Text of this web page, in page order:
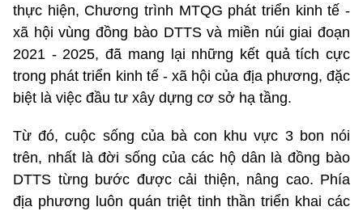
thực hiện, Chương trình MTQG phát triển kinh tế -
xã hội vùng đồng bào DTTS và miền núi giai đoạn
2021 - 2025, đã mang lại những kết quả tích cực
trong phát triển kinh tế - xã hội của địa phương, đặc
biệt là việc đầu tư xây dựng cơ sở hạ tầng.
Từ đó, cuộc sống của bà con khu vực 3 bon nói
trên, nhất là đời sống của các hộ dân là đồng bào
DTTS từng bước được cải thiện, nâng cao. Phía
địa phương luôn quán triệt tinh thần triển khai các